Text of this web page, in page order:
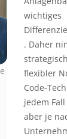
wichtiges
. Daher
flexibler
Code-
jedem
aber je